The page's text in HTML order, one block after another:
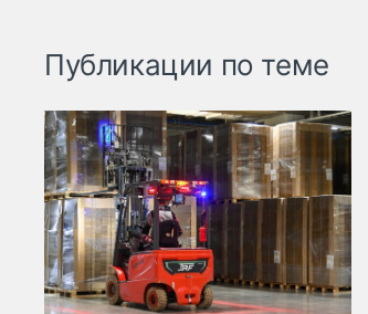
Публикации по теме